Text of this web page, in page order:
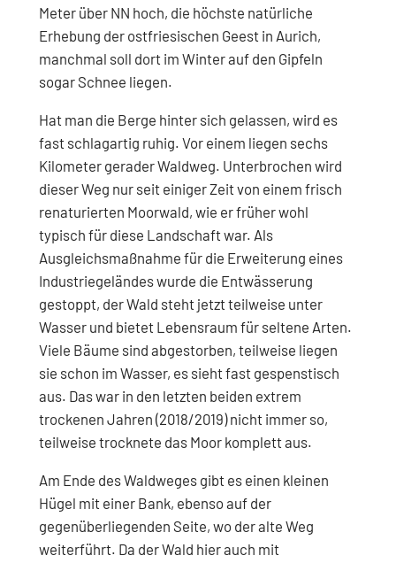
Meter über NN hoch, die höchste natürliche
Erhebung der ostfriesischen Geest in Aurich,
manchmal soll dort im Winter auf den Gipfeln
sogar Schnee liegen.
Hat man die Berge hinter sich gelassen, wird es
fast schlagartig ruhig. Vor einem liegen sechs
Kilometer gerader Waldweg. Unterbrochen wird
dieser Weg nur seit einiger Zeit von einem frisch
renaturierten Moorwald, wie er früher wohl
typisch für diese Landschaft war. Als
Ausgleichsmaßnahme für die Erweiterung eines
Industriegeländes wurde die Entwässerung
gestoppt, der Wald steht jetzt teilweise unter
Wasser und bietet Lebensraum für seltene Arten.
Viele Bäume sind abgestorben, teilweise liegen
sie schon im Wasser, es sieht fast gespenstisch
aus. Das war in den letzten beiden extrem
trockenen Jahren (2018/2019) nicht immer so,
teilweise trocknete das Moor komplett aus.
Am Ende des Waldweges gibt es einen kleinen
Hügel mit einer Bank, ebenso auf der
gegenüberliegenden Seite, wo der alte Weg
weiterführt. Da der Wald hier auch mit